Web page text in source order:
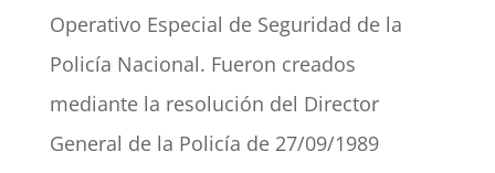
Operativo Especial de Seguridad de la
Policía Nacional. Fueron creados
mediante la resolución del Director
General de la Policía de 27/09/1989